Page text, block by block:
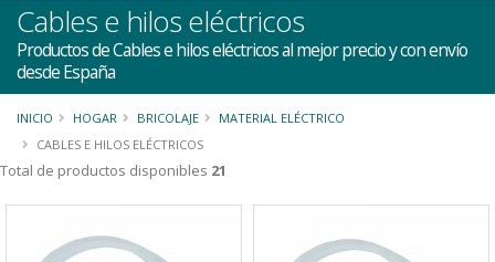
Cables e hilos eléctricos
Productos de Cables e hilos eléctricos al mejor precio y con envío
desde España
INICIO HOGAR BRICOLAJE
MATERIAL ELÉCTRICO
CABLES E HILOS ELÉCTRICOS
Total de productos disponibles 21